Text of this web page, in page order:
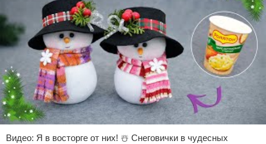
Видео: Я в восторге от них! ☃️ Снеговички в чудесных